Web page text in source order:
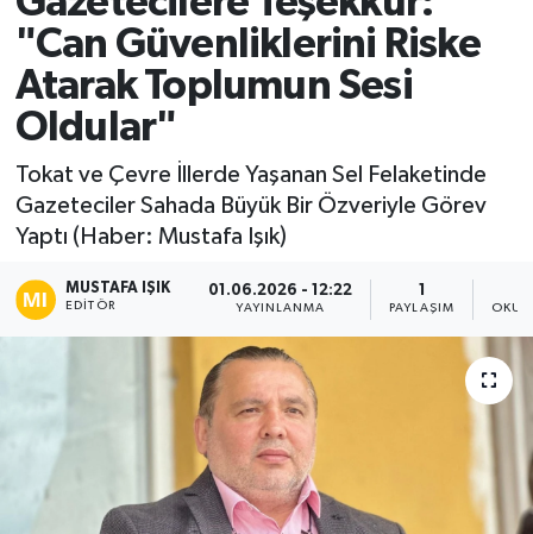
"Can Güvenliklerini Riske
Atarak Toplumun Sesi
Oldular"
Tokat ve Çevre İllerde Yaşanan Sel Felaketinde
Gazeteciler Sahada Büyük Bir Özveriyle Görev
Yaptı (Haber: Mustafa Işık)
MUSTAFA IŞIK
EDITÖR
01.06.2026 - 12:22
YAYINLANMA
1
PAYLAŞIM
Ekonomi
Sağlık
Tokat Haber